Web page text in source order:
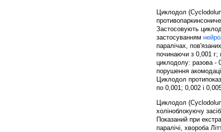
Циклодол
Застосовують
застосуванням
паралічах,
починаючи з 0,001 г;
циклодолу: разова -
порушення
Циклодол
по 0,001; 0,002 і
Циклодол
холіноблокуючу
Показаний при
паралічі, хвороба